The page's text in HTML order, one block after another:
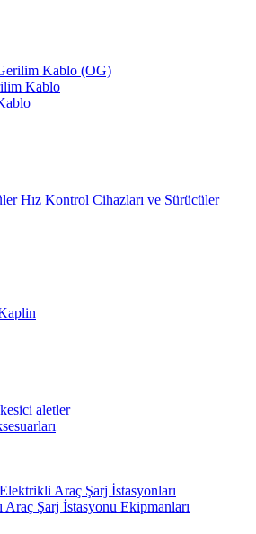
Kablo (OG)
Kablo
Hız Kontrol Cihazları ve Sürücüler
aletler
Elektrikli Araç Şarj İstasyonları
Araç Şarj İstasyonu Ekipmanları